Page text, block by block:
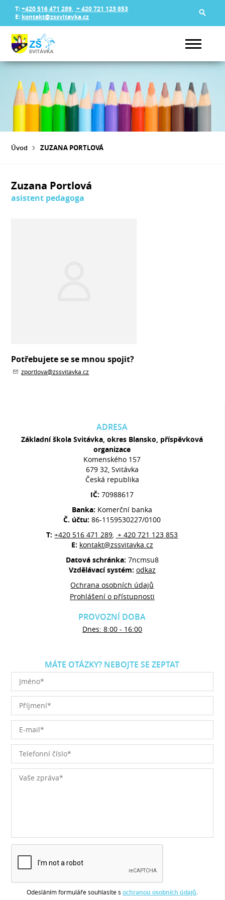
T:+420 516 471 289, + 420 721 123 853
E: kontakt@zssvitavka.cz
Úvod ZUZANA PORTLOVÁ
Zuzana Portlová
asistent pedagoga
Potřebujete se se mnou spojit?
zportlova@zssvitavka.cz
ADRESA
Základní škola Svitávka, okres Blansko, příspěvková
organizace
Komenského 157
679 32, Svitávka
Česká republika
IČ:70988617
Banka: Komerční banka
Č. účtu:86-1159530227/0100
T:+420 516 471 289, + 420 721 123 853
E: kontakt@zssvitavka.cz
Datová schránka: 7ncmsu8
Vzdělávací systém: odkaz
Ochrana osobních údajů
Prohlášení o přístupnosti
PROVOZNÍ DOBA
Dnes: 8:00 - 16:00
MÁTE OTÁZKY? NEBOJTE SE ZEPTAT
Odesláním formuláře souhlasíte s ochranou osobních údajů